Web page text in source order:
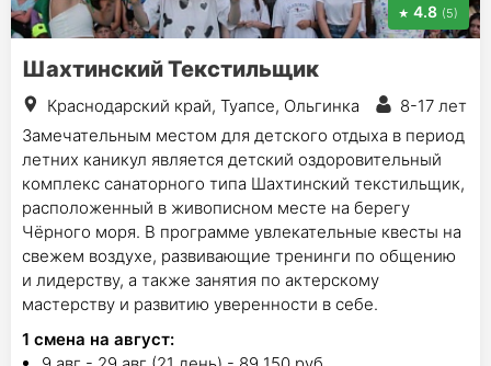
4.8 (5)
Шахтинский Текстильщик
Краснодарский край, Туапсе, Ольгинка
8-17 лет
Замечательным местом для детского отдыха в период
летних каникул является детский оздоровительный
комплекс санаторного типа Шахтинский текстильщик,
расположенный в живописном месте на берегу
Чёрного моря. В программе увлекательные квесты на
свежем воздухе, развивающие тренинги по общению
и лидерству, а также занятия по актерскому
мастерству и развитию уверенности в себе.
1 смена на август: